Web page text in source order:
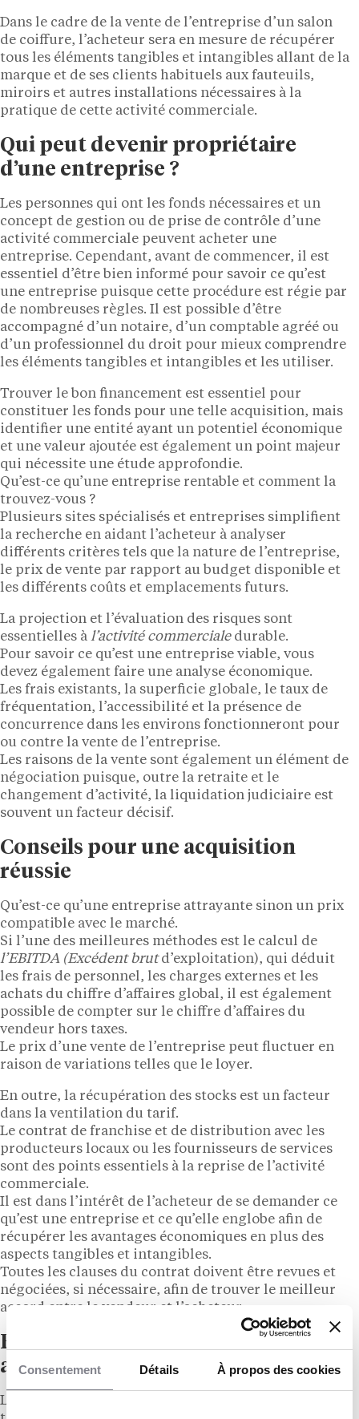
Consentement Détails À propos des cookies
Dans le cadre de la vente de l’entreprise d’un salon
de coiffure, l’acheteur sera en mesure de récupérer
tous les éléments tangibles et intangibles allant de la
marque et de ses clients habituels aux fauteuils,
miroirs et autres installations nécessaires à la
pratique de cette activité commerciale.
Qui peut devenir propriétaire
d’une entreprise ?
Les personnes qui ont les fonds nécessaires et un
concept de gestion ou de prise de contrôle d’une
activité commerciale peuvent acheter une
entreprise. Cependant, avant de commencer, il est
essentiel d’être bien informé pour savoir ce qu’est
une entreprise puisque cette procédure est régie par
de nombreuses règles. Il est possible d’être
accompagné d’un notaire, d’un comptable agréé ou
d’un professionnel du droit pour mieux comprendre
les éléments tangibles et intangibles et les utiliser.
Trouver le bon financement est essentiel pour
constituer les fonds pour une telle acquisition, mais
identifier une entité ayant un potentiel économique
et une valeur ajoutée est également un point majeur
qui nécessite une étude approfondie.
Qu’est-ce qu’une entreprise rentable et comment la
trouvez-vous ?
Plusieurs sites spécialisés et entreprises simplifient
la recherche en aidant l’acheteur à analyser
différents critères tels que la nature de l’entreprise,
le prix de vente par rapport au budget disponible et
les différents coûts et emplacements futurs.
La projection et l’évaluation des risques sont
essentielles à l’activité commercialedurable.
Pour savoir ce qu’est une entreprise viable, vous
devez également faire une analyse économique.
Les frais existants, la superficie globale, le taux de
fréquentation, l’accessibilité et la présence de
concurrence dans les environs fonctionneront pour
ou contre la vente de l’entreprise.
Les raisons de la vente sont également un élément de
négociation puisque, outre la retraite et le
changement d’activité, la liquidation judiciaire est
souvent un facteur décisif.
Conseils pour une acquisition
réussie
Qu’est-ce qu’une entreprise attrayante sinon un prix
compatible avec le marché.
Si l’une des meilleures méthodes est le calcul de
l’EBITDA (Excédent brutd’exploitation), qui déduit
les frais de personnel, les charges externes et les
achats du chiffre d’affaires global, il est également
possible de compter sur le chiffre d’affaires du
vendeur hors taxes.
Le prix d’une vente de l’entreprise peut fluctuer en
raison de variations telles que le loyer.
En outre, la récupération des stocks est un facteur
dans la ventilation du tarif.
Le contrat de franchise et de distribution avec les
producteurs locaux ou les fournisseurs de services
sont des points essentiels à la reprise de l’activité
commerciale.
Il est dans l’intérêt de l’acheteur de se demander ce
qu’est une entreprise et ce qu’elle englobe afin de
récupérer les avantages économiques en plus des
aspects tangibles et intangibles.
Toutes les clauses du contrat doivent être revues et
négociées, si nécessaire, afin de trouver le meilleur
accord entre le vendeur et l’acheteur.
Formalités et obligations
administratives
Le vendeur doit d’abord informer la mairie du